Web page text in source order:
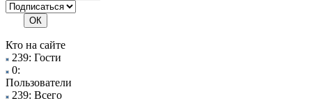
Кто на сайте
239: Гости
0:
Пользователи
239: Всего